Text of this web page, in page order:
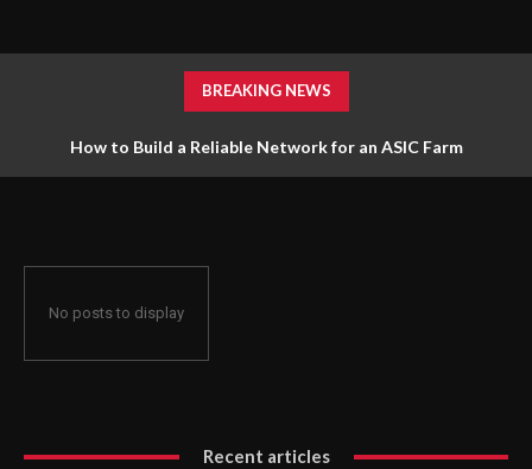
BREAKING NEWS
How to Build a Reliable Network for an ASIC Farm
No posts to display
Recent articles